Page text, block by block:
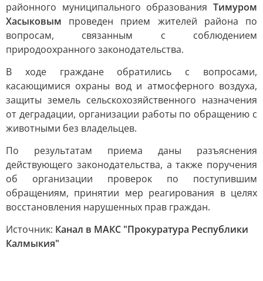
районного муниципального образования Тимуром
Хасыковым проведен прием жителей района по
вопросам, связанным с соблюдением
природоохранного законодательства.
В ходе граждане обратились с вопросами,
касающимися охраны вод и атмосферного воздуха,
защиты земель сельскохозяйственного назначения
от деградации, организации работы по обращению с
животными без владельцев.
По результатам приема даны разъяснения
действующего законодательства, а также поручения
об организации проверок по поступившим
обращениям, принятии мер реагирования в целях
восстановления нарушенных прав граждан.
Источник: Канал в МАКС "Прокуратура Республики
Калмыкия"